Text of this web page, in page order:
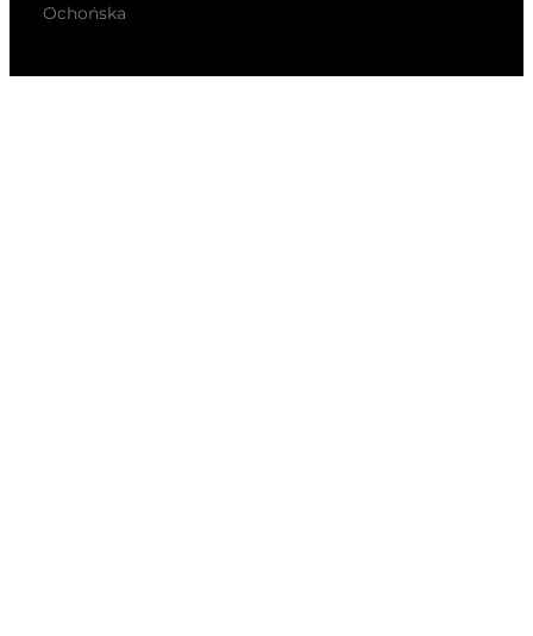
Ochońska